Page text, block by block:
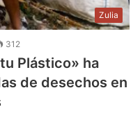
Zulia
312
Plástico» ha
de desechos en